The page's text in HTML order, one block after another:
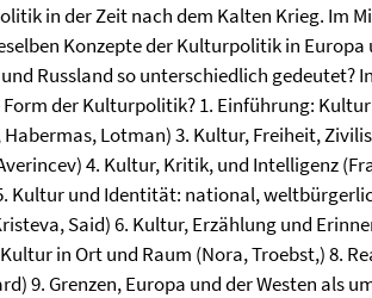
in der Zeit nach dem Kalten Krieg. Im
Konzepte der Kulturpolitik in Europa
Russland so unterschiedlich gedeutet?
der Kulturpolitik? 1. Einführung:
Lotman) 3. Kultur, Freiheit,
4. Kultur, Kritik, und Intelligenz
Kultur und Identität: national,
Said) 6. Kultur, Erzählung und
in Ort und Raum (Nora, Troebst,) 8.
9. Grenzen, Europa und der Westen als